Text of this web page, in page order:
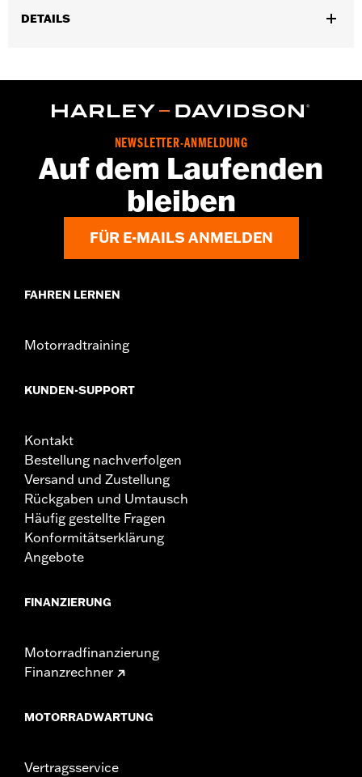
DETAILS
FrontreiÃŸverschluss,BelÃ¼ftet,Herausnehmbares Futter,
Geschlecht:Herren
GARANTIE:
3 Jahre beschränkte Garantie – Alle Details dazu auf
www.h-d.com/warranty
,Warm
Textile
Importiert.
NEWSLETTER-ANMELDUNG
Auf dem Laufenden
bleiben
FÜR E-MAILS ANMELDEN
FAHREN LERNEN
Motorradtraining
KUNDEN-SUPPORT
Kontakt
Bestellung nachverfolgen
Versand und Zustellung
Rückgaben und Umtausch
Häufig gestellte Fragen
Konformitätserklärung
Angebote
FINANZIERUNG
Motorradfinanzierung
Finanzrechner
MOTORRADWARTUNG
Vertragsservice